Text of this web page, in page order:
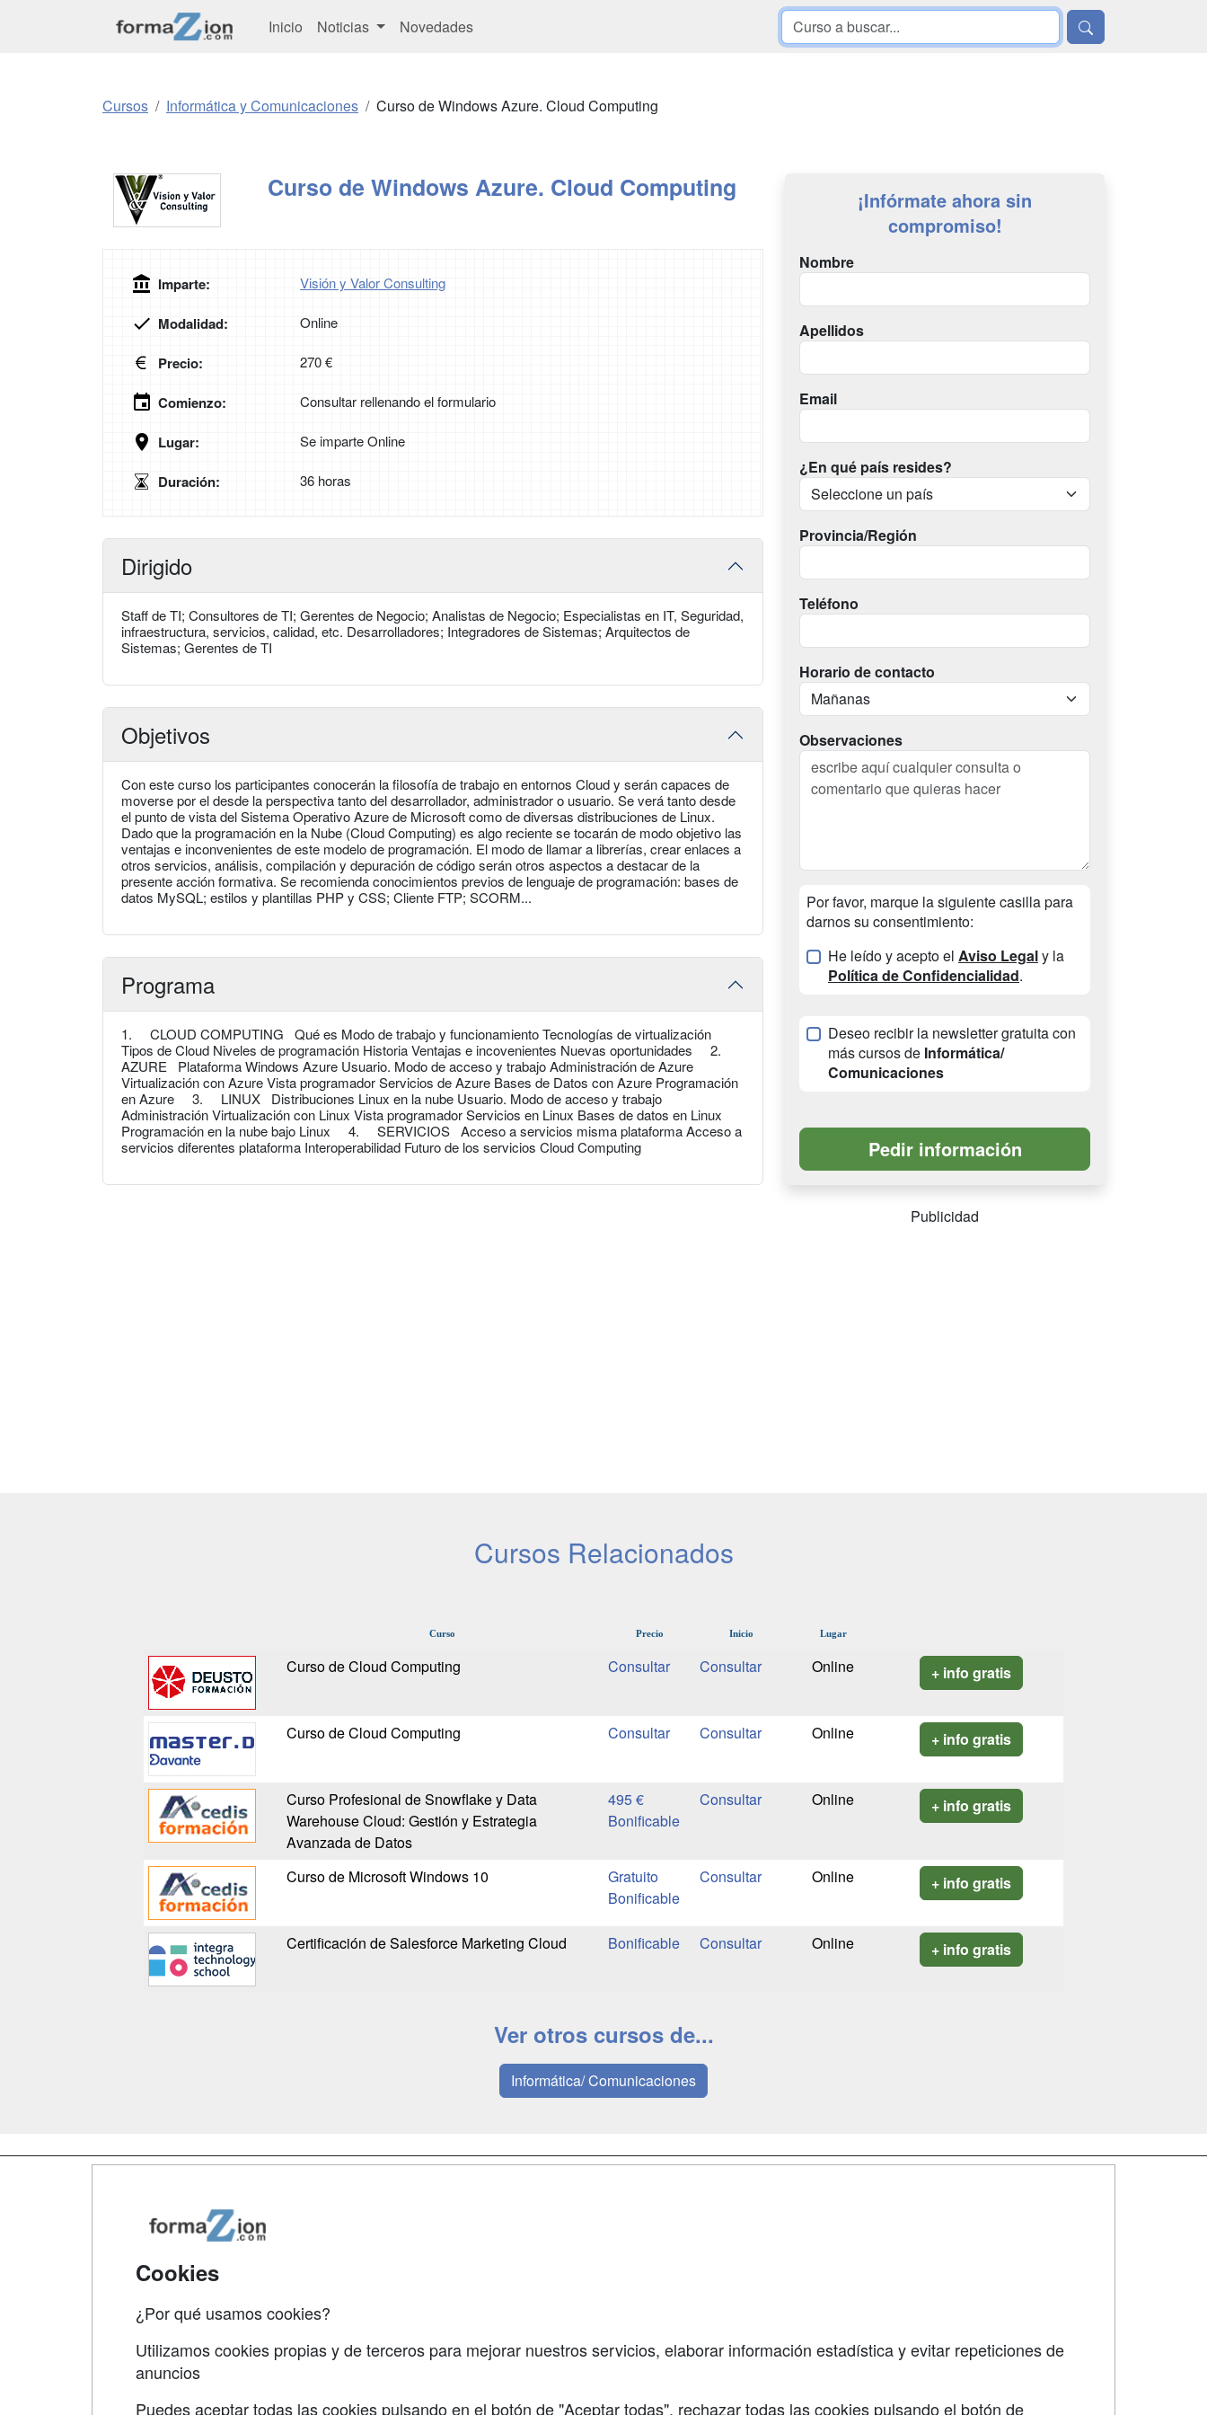
Inicio Noticias Novedades
Cursos Informática y Comunicaciones Curso de Windows Azure. Cloud Computing
Curso de Windows Azure. Cloud Computing
Imparte: Visión y Valor Consulting
Modalidad: Online
Precio: 270 €
Comienzo: Consultar rellenando el formulario
Lugar: Se imparte Online
Duración: 36 horas
Dirigido
Staff de TI; Consultores de TI; Gerentes de Negocio; Analistas de Negocio; Especialistas en IT, Seguridad,
infraestructura, servicios, calidad, etc. Desarrolladores; Integradores de Sistemas; Arquitectos de
Sistemas; Gerentes de TI
Objetivos
Con este curso los participantes conocerán la filosofía de trabajo en entornos Cloud y serán capaces de
moverse por el desde la perspectiva tanto del desarrollador, administrador o usuario. Se verá tanto desde
el punto de vista del Sistema Operativo Azure de Microsoft como de diversas distribuciones de Linux.
Dado que la programación en la Nube (Cloud Computing) es algo reciente se tocarán de modo objetivo las
ventajas e inconvenientes de este modelo de programación. El modo de llamar a librerías, crear enlaces a
otros servicios, análisis, compilación y depuración de código serán otros aspectos a destacar de la
presente acción formativa. Se recomienda conocimientos previos de lenguaje de programación: bases de
datos MySQL; estilos y plantillas PHP y CSS; Cliente FTP; SCORM...
Programa
1. CLOUD COMPUTING Qué es Modo de trabajo y funcionamiento Tecnologías de virtualización
Tipos de Cloud Niveles de programación Historia Ventajas e incovenientes Nuevas oportunidades 2.
AZURE Plataforma Windows Azure Usuario. Modo de acceso y trabajo Administración de Azure
Virtualización con Azure Vista programador Servicios de Azure Bases de Datos con Azure Programación
en Azure 3. LINUX Distribuciones Linux en la nube Usuario. Modo de acceso y trabajo
Administración Virtualización con Linux Vista programador Servicios en Linux Bases de datos en Linux
Programación en la nube bajo Linux 4. SERVICIOS Acceso a servicios misma plataforma Acceso a
servicios diferentes plataforma Interoperabilidad Futuro de los servicios Cloud Computing
¡Infórmate ahora sin
compromiso!
Nombre
Apellidos
Email
¿En qué país resides?
Provincia/Región
Teléfono
Horario de contacto
Observaciones
Por favor, marque la siguiente casilla para
darnos su consentimiento:
He leído y acepto el Aviso Legaly la
Política de Confidencialidad.
Deseo recibir la newsletter gratuita con
más cursos de Informática/
Comunicaciones
Publicidad
Cursos Relacionados
Curso Precio Inicio Lugar
Curso de Cloud Computing Online + info gratis
Curso de Cloud Computing Online + info gratis
Curso Profesional de Snowflake y Data
Warehouse Cloud: Gestión y Estrategia
Avanzada de Datos
495 €
Bonificable
Online + info gratis
Curso de Microsoft Windows 10
Gratuito
Bonificable
Online + info gratis
Certificación de Salesforce Marketing Cloud Bonificable Online + info gratis
Ver otros cursos de...
Informática/ Comunicaciones
Cookies
¿Por qué usamos cookies?
Utilizamos cookies propias y de terceros para mejorar nuestros servicios, elaborar información estadística y evitar repeticiones de
anuncios
Puedes aceptar todas las cookies pulsando en el botón de "Aceptar todas", rechazar todas las cookies pulsando el botón de